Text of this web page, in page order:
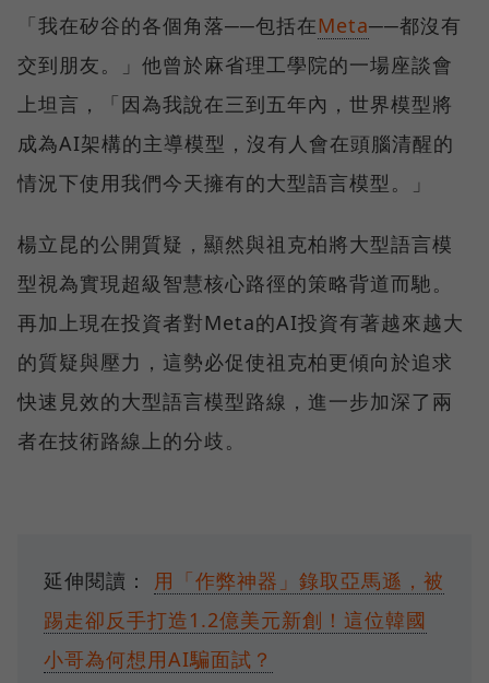
「我在矽谷的各個角落──包括在Meta──都沒有
交到朋友。」他曾於麻省理工學院的一場座談會
上坦言，「因為我說在三到五年內，世界模型將
成為AI架構的主導模型，沒有人會在頭腦清醒的
情況下使用我們今天擁有的大型語言模型。」
楊立昆的公開質疑，顯然與祖克柏將大型語言模
型視為實現超級智慧核心路徑的策略背道而馳。
再加上現在投資者對Meta的AI投資有著越來越大
的質疑與壓力，這勢必促使祖克柏更傾向於追求
快速見效的大型語言模型路線，進一步加深了兩
者在技術路線上的分歧。
延伸閱讀： 用「作弊神器」錄取亞馬遜，被
踢走卻反手打造1.2億美元新創！這位韓國
小哥為何想用AI騙面試？